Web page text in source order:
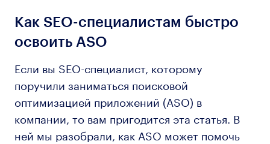
Как SEO-специалистам быстро
освоить ASO
Если вы SEO-специалист, которому
поручили заниматься поисковой
оптимизацией приложений (ASO) в
компании, то вам пригодится эта статья. В
ней мы разобрали, как ASO может помочь